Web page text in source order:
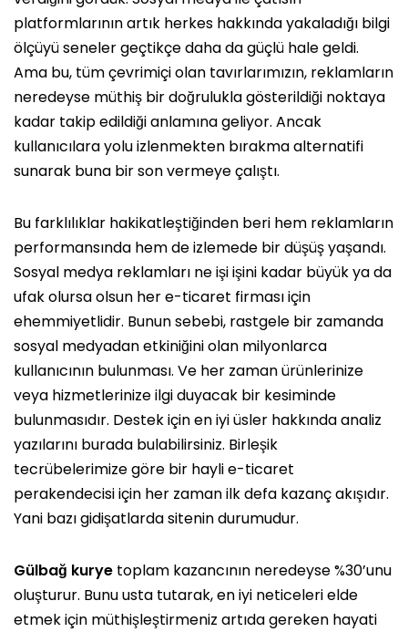
platformlarının artık herkes hakkında yakaladığı bilgi
ölçüyü seneler geçtikçe daha da güçlü hale geldi.
Ama bu, tüm çevrimiçi olan tavırlarımızın, reklamların
neredeyse müthiş bir doğrulukla gösterildiği noktaya
kadar takip edildiği anlamına geliyor. Ancak
kullanıcılara yolu izlenmekten bırakma alternatifi
sunarak buna bir son vermeye çalıştı.
Bu farklılıklar hakikatleştiğinden beri hem reklamların
performansında hem de izlemede bir düşüş yaşandı.
Sosyal medya reklamları ne işi işini kadar büyük ya da
ufak olursa olsun her e-ticaret firması için
ehemmiyetlidir. Bunun sebebi, rastgele bir zamanda
sosyal medyadan etkiniğini olan milyonlarca
kullanıcının bulunması. Ve her zaman ürünlerinize
veya hizmetlerinize ilgi duyacak bir kesiminde
bulunmasıdır. Destek için en iyi üsler hakkında analiz
yazılarını burada bulabilirsiniz. Birleşik
tecrübelerimize göre bir hayli e-ticaret
perakendecisi için her zaman ilk defa kazanç akışıdır.
Yani bazı gidişatlarda sitenin durumudur.
Gülbağ kurye toplam kazancının neredeyse %30’unu
oluşturur. Bunu usta tutarak, en iyi neticeleri elde
etmek için müthişleştirmeniz artıda gereken hayati